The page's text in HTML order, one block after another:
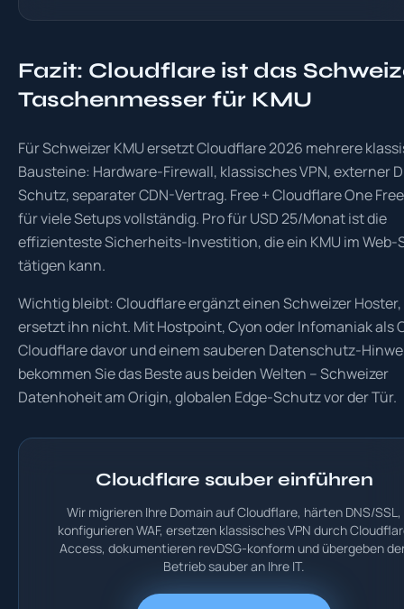
Fazit: Cloudflare ist das
Taschenmesser für KMU
Für Schweizer KMU ersetzt Cloudflare 2026 mehrere
Bausteine: Hardware-Firewall, klassisches VPN, externer
Schutz, separater CDN-Vertrag. Free + Cloudflare One
für viele Setups vollständig. Pro für USD 25/Monat ist die
effizienteste Sicherheits-Investition, die ein KMU im Web-
tätigen kann.
Wichtig bleibt: Cloudflare ergänzt einen Schweizer Hoster,
ersetzt ihn nicht. Mit Hostpoint, Cyon oder Infomaniak als
Cloudflare davor und einem sauberen Datenschutz-
bekommen Sie das Beste aus beiden Welten – Schweizer
Datenhoheit am Origin, globalen Edge-Schutz vor der Tür.
Cloudflare sauber einführen
Wir migrieren Ihre Domain auf Cloudflare, härten DNS/SSL,
konfigurieren WAF, ersetzen klassisches VPN durch
Access, dokumentieren revDSG-konform und übergeben
Betrieb sauber an Ihre IT.